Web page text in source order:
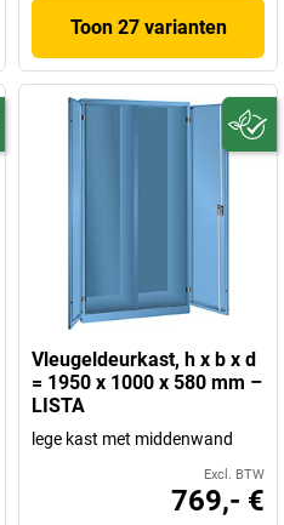
Toon 27 varianten
Vleugeldeurkast, h x b x d
= 1950 x 1000 x 580 mm –
LISTA
lege kast met middenwand
Excl. BTW
769,- €